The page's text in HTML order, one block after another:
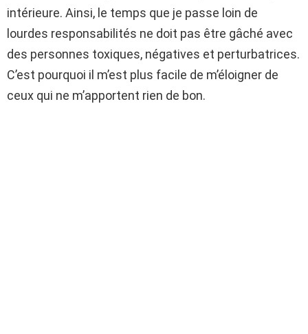
intérieure. Ainsi, le temps que je passe loin de
lourdes responsabilités ne doit pas être gâché avec
des personnes toxiques, négatives et perturbatrices.
C’est pourquoi il m’est plus facile de m’éloigner de
ceux qui ne m’apportent rien de bon.